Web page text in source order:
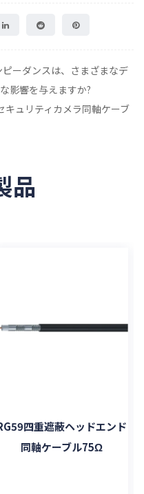
ーダンスは、さまざまなデ
影響を与えますか?
キュリティカメラ同軸ケーブ
品
四重遮蔽ヘッドエンド
同軸ケーブル75Ω